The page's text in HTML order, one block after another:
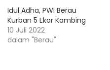
Idul Adha, PWI Berau
Kurban 5 Ekor Kambing
10 Juli 2022
dalam "Berau"